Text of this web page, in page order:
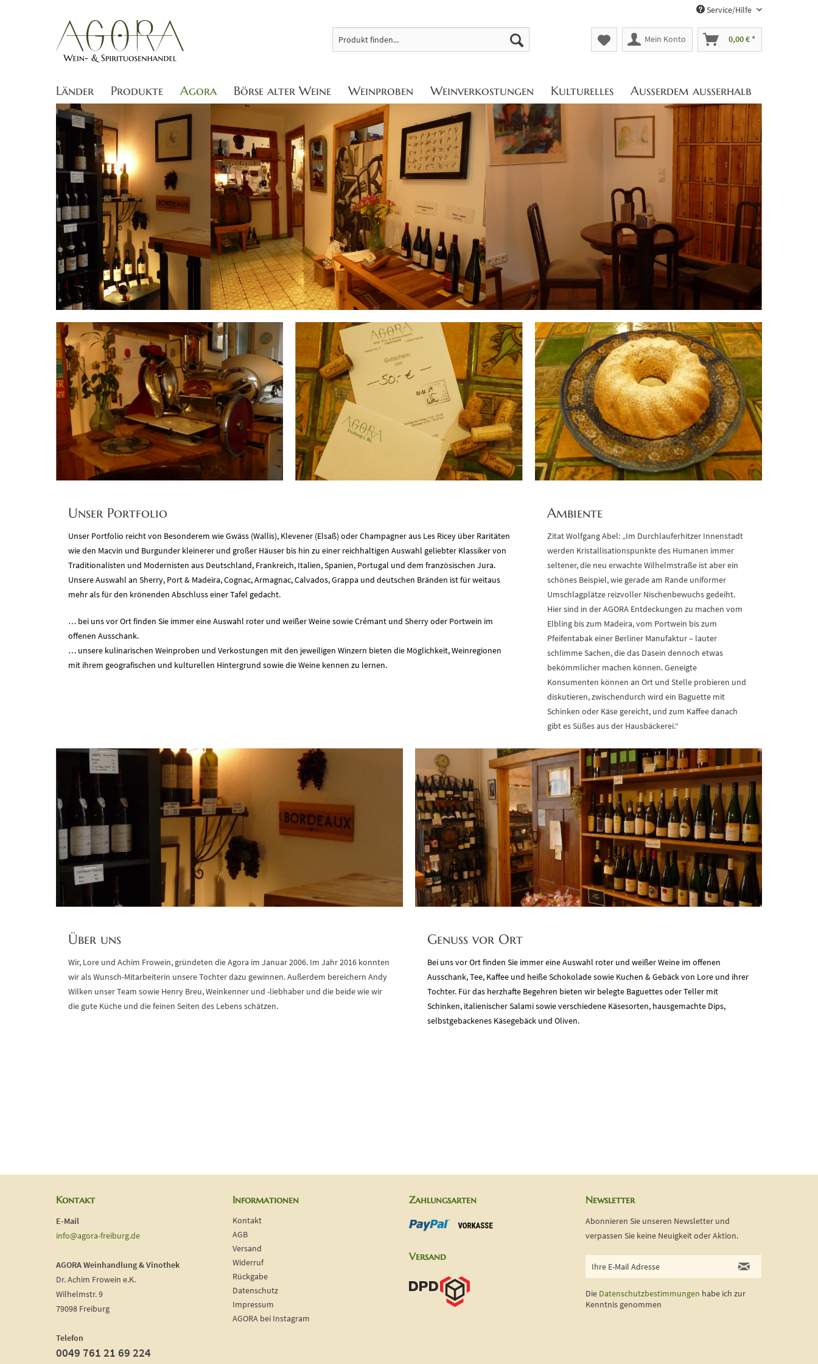
Service/Hilfe
Mein Konto 0,00 € *
Länder Produkte Agora Börse alter Weine Weinproben Weinverkostungen Kulturelles Außerdem außerhalb
Unser Portfolio
Unser Portfolio reicht von Besonderem wie Gwäss (Wallis), Klevener (Elsaß) oder Champagner aus Les Ricey über Raritäten
wie den Macvin und Burgunder kleinerer und großer Häuser bis hin zu einer reichhaltigen Auswahl geliebter Klassiker von
Traditionalisten und Modernisten aus Deutschland, Frankreich, Italien, Spanien, Portugal und dem französischen Jura.
Unsere Auswahl an Sherry, Port & Madeira, Cognac, Armagnac, Calvados, Grappa und deutschen Bränden ist für weitaus
mehr als für den krönenden Abschluss einer Tafel gedacht.
… bei uns vor Ort finden Sie immer eine Auswahl roter und weißer Weine sowie Crémant und Sherry oder Portwein im
offenen Ausschank.
… unsere kulinarischen Weinproben und Verkostungen mit den jeweiligen Winzern bieten die Möglichkeit, Weinregionen
mit ihrem geografischen und kulturellen Hintergrund sowie die Weine kennen zu lernen.
Über uns
Wir, Lore und Achim Frowein, gründeten die Agora im Januar 2006. Im Jahr 2016 konnten
wir als Wunsch-Mitarbeiterin unsere Tochter dazu gewinnen. Außerdem bereichern Andy
Wilken unser Team sowie Henry Breu, Weinkenner und -liebhaber und die beide wie wir
die gute Küche und die feinen Seiten des Lebens schätzen.
Genuss vor Ort
Bei uns vor Ort finden Sie immer eine Auswahl roter und weißer Weine im offenen
Ausschank, Tee, Kaffee und heiße Schokolade sowie Kuchen & Gebäck von Lore und ihrer
Tochter. Für das herzhafte Begehren bieten wir belegte Baguettes oder Teller mit
Schinken, italienischer Salami sowie verschiedene Käsesorten, hausgemachte Dips,
selbstgebackenes Käsegebäck und Oliven.
Ambiente
Zitat Wolfgang Abel: „Im Durchlauferhitzer Innenstadt
werden Kristallisationspunkte des Humanen immer
seltener, die neu erwachte Wilhelmstraße ist aber ein
schönes Beispiel, wie gerade am Rande uniformer
Umschlagplätze reizvoller Nischenbewuchs gedeiht.
Hier sind in der AGORA Entdeckungen zu machen vom
Elbling bis zum Madeira, vom Portwein bis zum
Pfeifentabak einer Berliner Manufaktur – lauter
schlimme Sachen, die das Dasein dennoch etwas
bekömmlicher machen können. Geneigte
Konsumenten können an Ort und Stelle probieren und
diskutieren, zwischendurch wird ein Baguette mit
Schinken oder Käse gereicht, und zum Kaffee danach
gibt es Süßes aus der Hausbäckerei.“
Kontakt
E-Mail
info@agora-freiburg.de
AGORA Weinhandlung & Vinothek
Dr. Achim Frowein e.K.
Wilhelmstr. 9
79098 Freiburg
Telefon
0049 761 21 69 224
Informationen
Kontakt
AGB
Versand
Widerruf
Rückgabe
Datenschutz
Impressum
AGORA bei Instagram
Zahlungsarten
Versand
Newsletter
Abonnieren Sie unseren Newsletter und
verpassen Sie keine Neuigkeit oder Aktion.
Die Datenschutzbestimmungen habe ich zur
Kenntnis genommen